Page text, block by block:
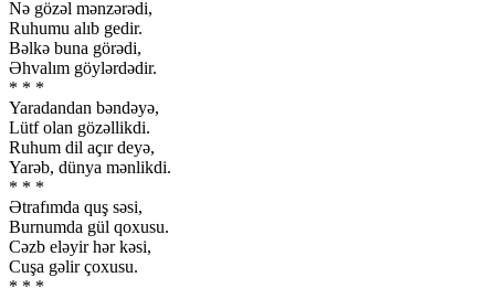
Nə gözəl mənzərədi,
Ruhumu alıb gedir.
Bəlkə buna görədi,
Əhvalım göylərdədir.
* * *
Yaradandan bəndəyə,
Lütf olan gözəllikdi.
Ruhum dil açır deyə,
Yarəb, dünya mənlikdi.
* * *
Ətrafımda quş səsi,
Burnumda gül qoxusu.
Cəzb eləyir hər kəsi,
Cuşa gəlir çoxusu.